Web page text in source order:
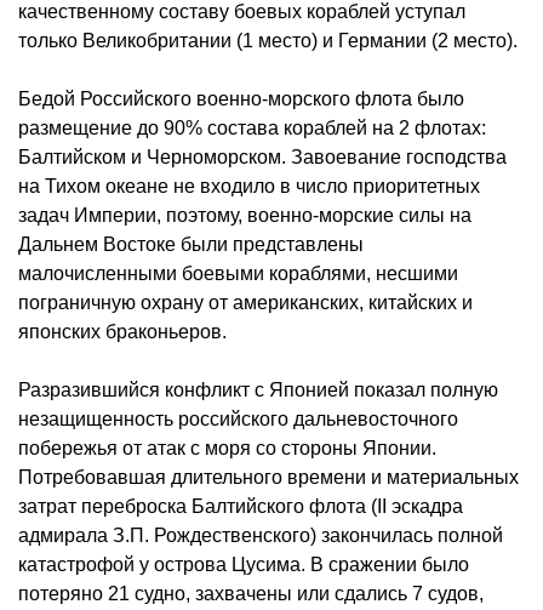
качественному составу боевых кораблей уступал
только Великобритании (1 место) и Германии (2 место).
Бедой Российского военно-морского флота было
размещение до 90% состава кораблей на 2 флотах:
Балтийском и Черноморском. Завоевание господства
на Тихом океане не входило в число приоритетных
задач Империи, поэтому, военно-морские силы на
Дальнем Востоке были представлены
малочисленными боевыми кораблями, несшими
пограничную охрану от американских, китайских и
японских браконьеров.
Разразившийся конфликт с Японией показал полную
незащищенность российского дальневосточного
побережья от атак с моря со стороны Японии.
Потребовавшая длительного времени и материальных
затрат переброска Балтийского флота (II эскадра
адмирала З.П. Рождественского) закончилась полной
катастрофой у острова Цусима. В сражении было
потеряно 21 судно, захвачены или сдались 7 судов,